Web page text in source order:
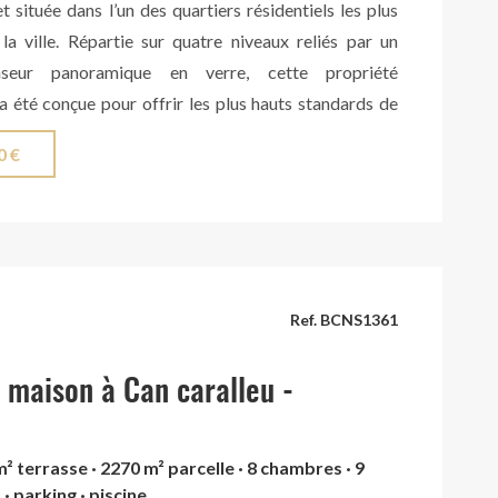
située dans l’un des quartiers résidentiels les plus
ville. Répartie sur quatre niveaux reliés par un
panoramique en verre, cette propriété
été conçue pour offrir les plus hauts standards de
et de sophistication. Le rez-de-chaussée accueille
d’entrée raffiné menant à un magnifique espace de
agréable espace repas idéal pour le quotidien.
pour profiter pleinement du style de vie
un grand jardin paysager avec vues dégagées, une
espace solarium, une terrasse chill-out et une
créant un cadre idéal pour la détente et les
€
Ref. BCNS1361
maison à Can caralleu -
terrasse · 2270 m² parcelle · 8 chambres · 9